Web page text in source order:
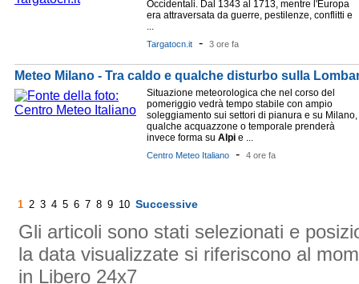
Occidentali. Dal 1343 al 1713, mentre l'Europa
era attraversata da guerre, pestilenze, conflitti e
...
Targatocn.it - 3 ore fa
Meteo Milano - Tra caldo e qualche disturbo sulla
Situazione meteorologica che nel corso del
pomeriggio vedrà tempo stabile con ampio
soleggiamento sui settori di pianura e su Milano,
qualche acquazzone o temporale prenderà
invece forma su Alpi e ...
Centro Meteo Italiano - 4 ore fa
1 2 3 4 5 6 7 8 9 10 Successive
Gli articoli sono stati selezionati e
la data visualizzate si riferiscono al
in Libero 24x7